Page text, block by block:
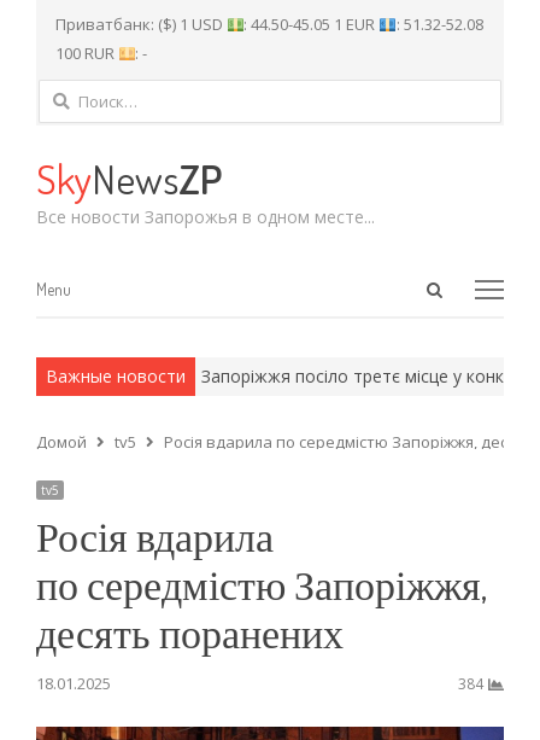
Приватбанк: ($) 1 USD : 44.50-45.05 1 EUR
: 51.32-52.08
100 RUR
: -
Найти:
SkyNewsZP
Все новости Запорожья в одном месте...
Open
Menu
Menu
Важные новости
методы. Запоріжжя посіло третє місце у
Домой tv5 Росія вдарила по середмістю Запоріжжя,
tv5
Росія вдарила
по середмістю Запоріжжя,
десять поранених
18.01.2025 384